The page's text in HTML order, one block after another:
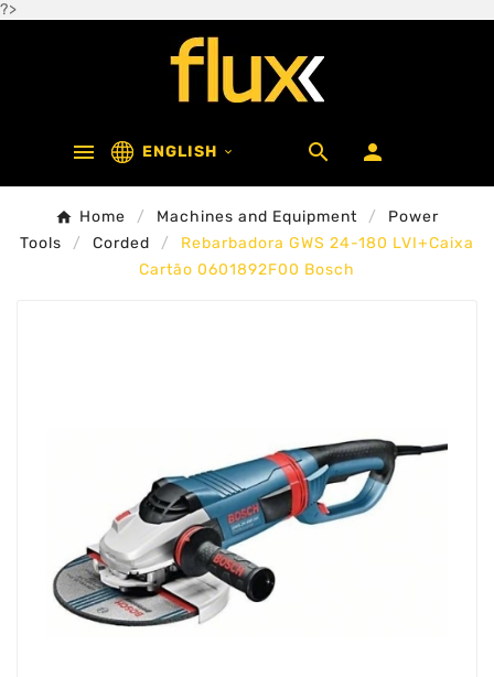
?>
 ENGLISH   
Home Machines and Equipment
Power
Tools
Corded
Rebarbadora GWS 24-180 LVI+Caixa
Cartão 0601892F00 Bosch